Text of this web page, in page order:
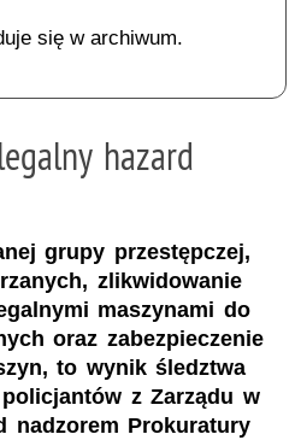
się w archiwum.
hazard
grupy przestępczej,
zlikwidowanie
maszynami do
oraz zabezpieczenie
to wynik śledztwa
z Zarządu w
nadzorem Prokuratury